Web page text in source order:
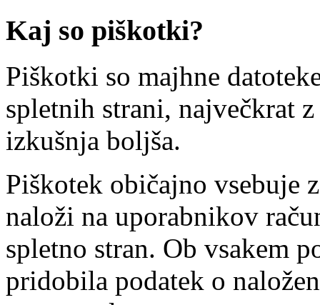
Kaj so piškotki?
Piškotki so majhne
spletnih strani, največkrat
izkušnja boljša.
Piškotek običajno vsebuje
naloži na uporabnikov
spletno stran. Ob vsakem
pridobila podatek o